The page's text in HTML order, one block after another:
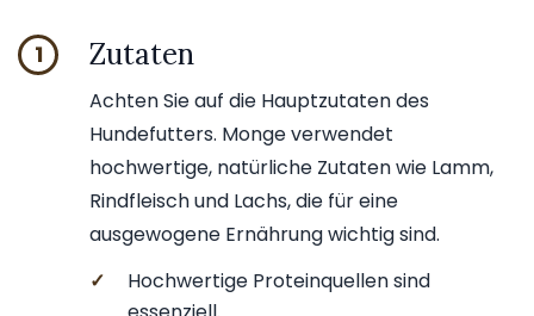
1 Zutaten
Achten Sie auf die Hauptzutaten des
Hundefutters. Monge verwendet
hochwertige, natürliche Zutaten wie Lamm,
Rindfleisch und Lachs, die für eine
ausgewogene Ernährung wichtig sind.
✓
Hochwertige Proteinquellen sind